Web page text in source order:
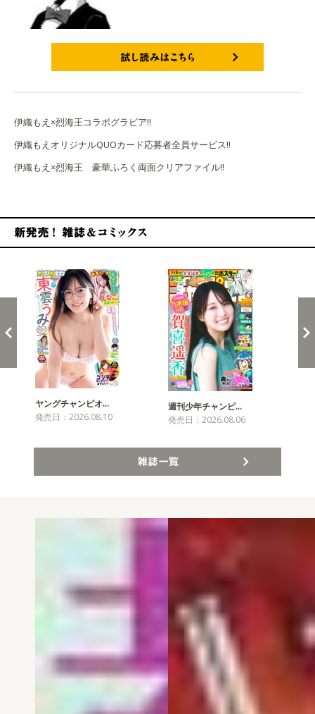
伊織もえ×烈海王コラボグラビア!!
伊織もえオリジナルQUOカード応募者全員サービス!!
伊織もえ×烈海王 豪華ふろく両面クリアファイル!!
ヤングチャンピオ…
発売日：2026.08.10
週刊少年チャンピ…
発売日：2026.08.06